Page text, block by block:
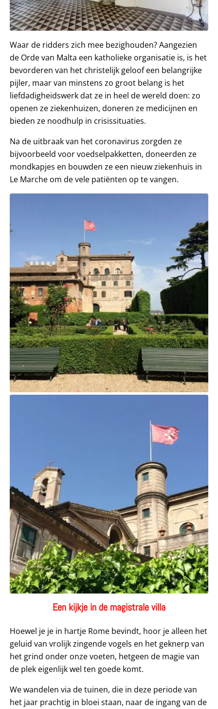
Waar de ridders zich mee bezighouden? Aangezien
de Orde van Malta een katholieke organisatie is, is het
bevorderen van het christelijk geloof een belangrijke
pijler, maar van minstens zo groot belang is het
liefdadigheidswerk dat ze in heel de wereld doen: zo
openen ze ziekenhuizen, doneren ze medicijnen en
bieden ze noodhulp in crisissituaties.
Na de uitbraak van het coronavirus zorgden ze
bijvoorbeeld voor voedselpakketten, doneerden ze
mondkapjes en bouwden ze een nieuw ziekenhuis in
Le Marche om de vele patiënten op te vangen.
Een kijkje in de magistrale villa
Hoewel je je in hartje Rome bevindt, hoor je alleen het
geluid van vrolijk zingende vogels en het geknerp van
het grind onder onze voeten, hetgeen de magie van
de plek eigenlijk wel ten goede komt.
We wandelen via de tuinen, die in deze periode van
het jaar prachtig in bloei staan, naar de ingang van de